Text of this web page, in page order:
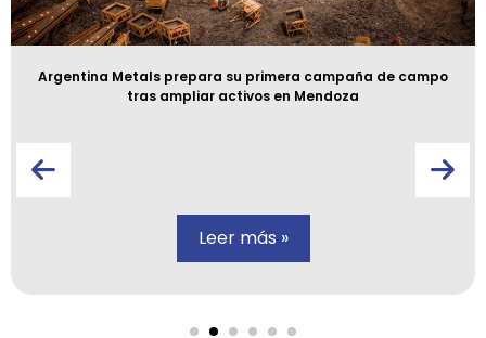
Argentina Metals prepara su primera campaña de campo
tras ampliar activos en Mendoza
Leer más »